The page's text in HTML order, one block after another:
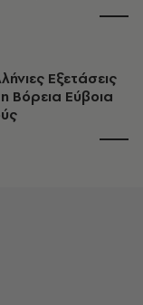
Εξετάσεις
Βόρεια Εύβοια